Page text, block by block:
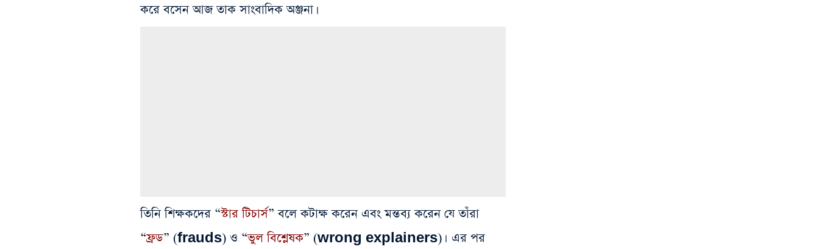
করে বসেন আজ তাক সাংবাদিক অঞ্জনা।
তিনি শিক্ষকদের “স্টার টিচার্স” বলে কটাক্ষ করেন এবং মন্তব্য করেন যে তাঁরা
“ফ্রড” (frauds) ও “ভুল বিশ্লেষক” (wrong explainers)। এর পর